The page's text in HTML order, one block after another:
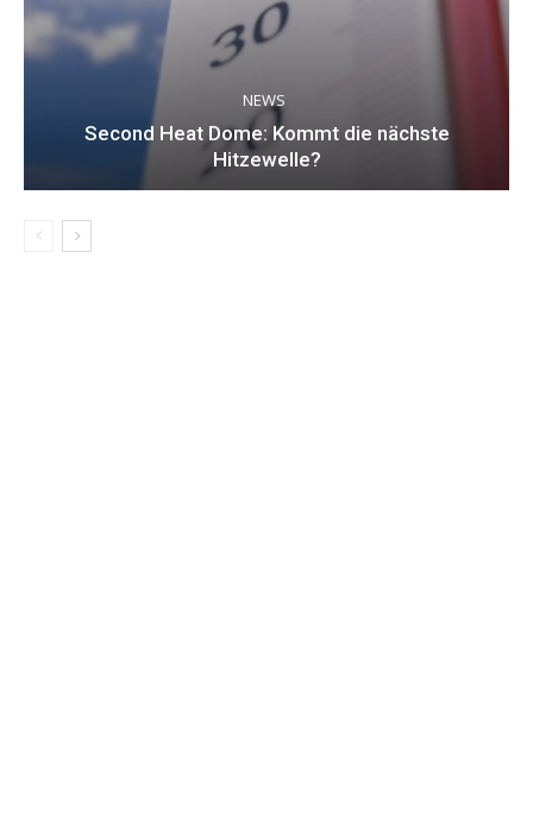
NEWS
Second Heat Dome: Kommt die nächste
Hitzewelle?